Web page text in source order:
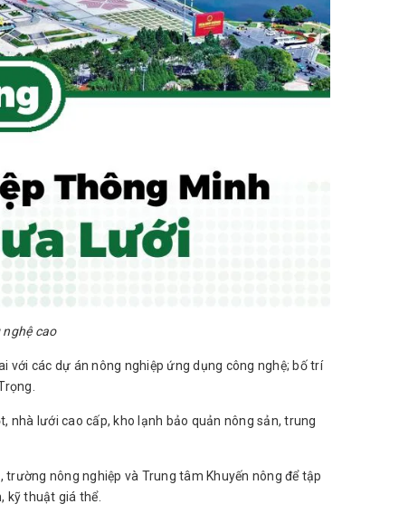
cao
với các dự án nông nghiệp ứng dụng công nghệ; bố trí
nhà lưới cao cấp, kho lạnh bảo quản nông sản, trung
nông nghiệp và Trung tâm Khuyến nông để tập
kỹ thuật giá thể.